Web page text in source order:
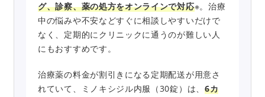
グ、診察、薬の処方をオンラインで対応※。治療
中の悩みや不安などすぐに相談しやすいだけで
なく、定期的にクリニックに通うのが難しい人
にもおすすめです。
治療薬の料金が割引きになる定期配送が用意さ
れていて、ミノキシジル内服（30錠）は、 6カ